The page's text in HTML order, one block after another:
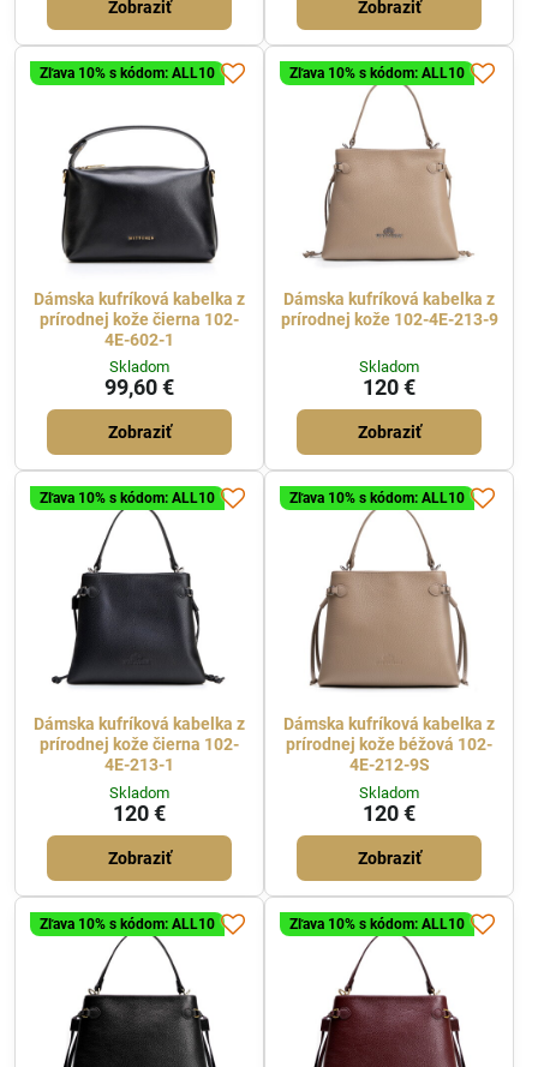
Zobraziť Zobraziť
Zľava 10% s kódom: ALL10
Dámska kufríková kabelka z
prírodnej kože čierna 102-
4E-602-1
Skladom
99,60 €
Zobraziť
Zľava 10% s kódom: ALL10
Dámska kufríková kabelka z
prírodnej kože 102-4E-213-9
Skladom
120 €
Zobraziť
Zľava 10% s kódom: ALL10
Dámska kufríková kabelka z
prírodnej kože čierna 102-
4E-213-1
Skladom
120 €
Zobraziť
Zľava 10% s kódom: ALL10
Dámska kufríková kabelka z
prírodnej kože béžová 102-
4E-212-9S
Skladom
120 €
Zobraziť
Zľava 10% s kódom: ALL10 Zľava 10% s kódom: ALL10